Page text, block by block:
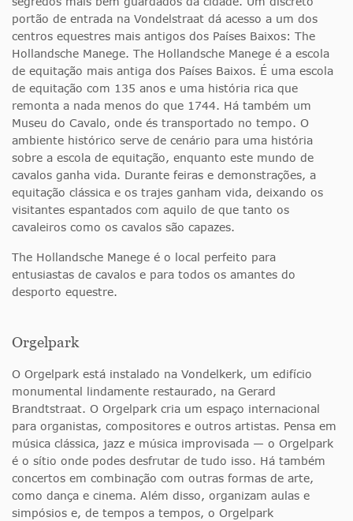
portão de entrada na Vondelstraat dá acesso a um dos
centros equestres mais antigos dos Países Baixos: The
Hollandsche Manege. The Hollandsche Manege é a escola
de equitação mais antiga dos Países Baixos. É uma escola
de equitação com 135 anos e uma história rica que
remonta a nada menos do que 1744. Há também um
Museu do Cavalo, onde és transportado no tempo. O
ambiente histórico serve de cenário para uma história
sobre a escola de equitação, enquanto este mundo de
cavalos ganha vida. Durante feiras e demonstrações, a
equitação clássica e os trajes ganham vida, deixando os
visitantes espantados com aquilo de que tanto os
cavaleiros como os cavalos são capazes.
The Hollandsche Manege é o local perfeito para
entusiastas de cavalos e para todos os amantes do
desporto equestre.
Orgelpark
O Orgelpark está instalado na Vondelkerk, um edifício
monumental lindamente restaurado, na Gerard
Brandtstraat. O Orgelpark cria um espaço internacional
para organistas, compositores e outros artistas. Pensa em
música clássica, jazz e música improvisada — o Orgelpark
é o sítio onde podes desfrutar de tudo isso. Há também
concertos em combinação com outras formas de arte,
como dança e cinema. Além disso, organizam aulas e
simpósios e, de tempos a tempos, o Orgelpark